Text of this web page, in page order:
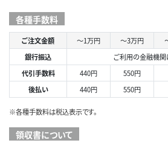
各種手数料
ご注文金額 ～1万円 ～3万円
銀行振込
ご利用の金融機関
代引手数料
440円 550円
後払い
440円 550円
※各種手数料は税込表示です。
領収書について